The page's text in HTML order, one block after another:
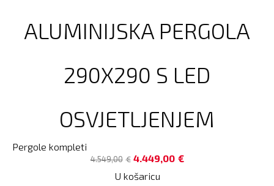
ALUMINIJSKA PERGOLA
290X290 S LED
OSVJETLJENJEM
Pergole kompleti
€
4.549,00 €
4.449,00
U košaricu